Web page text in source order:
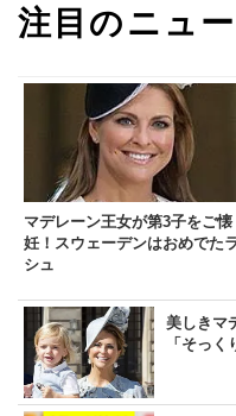
注目のニュ
マデレーン王女が第3子をご懐
妊！スウェーデンはおめでた
シュ
美しきマ
「そっ